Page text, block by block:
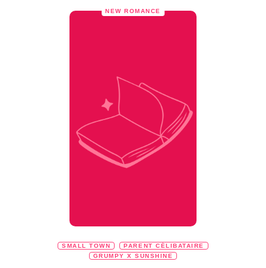
NEW ROMANCE
SMALL TOWN
PARENT CÉLIBATAIRE
GRUMPY X SUNSHINE